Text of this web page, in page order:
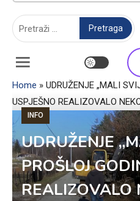
Home » UDRUŽENJE „MALI
USPJEŠNO REALIZOVALO
INFO
UDRUŽENJE
PROŠLOJ
REALIZOVALO